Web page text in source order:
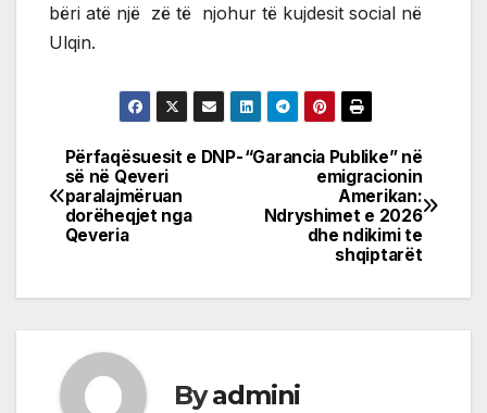
bëri atë një zë të njohur të kujdesit social në
Ulqin.
Post
navigation
“Garancia Publike” në
emigracionin
Amerikan:
Ndryshimet e 2026
dhe ndikimi te
shqiptarët
Përfaqësuesit e DNP-
së në Qeveri
paralajmëruan
dorëheqjet nga
Qeveria
Byadmini